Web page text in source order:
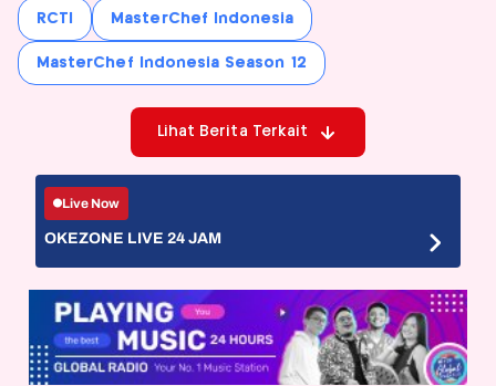
RCTI MasterChef Indonesia
MasterChef Indonesia Season 12
Lihat Berita Terkait
Live Now
OKEZONE LIVE 24 JAM